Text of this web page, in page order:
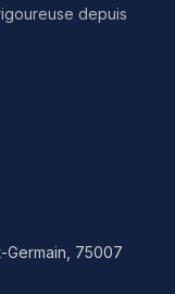
depuis
Germain, 75007